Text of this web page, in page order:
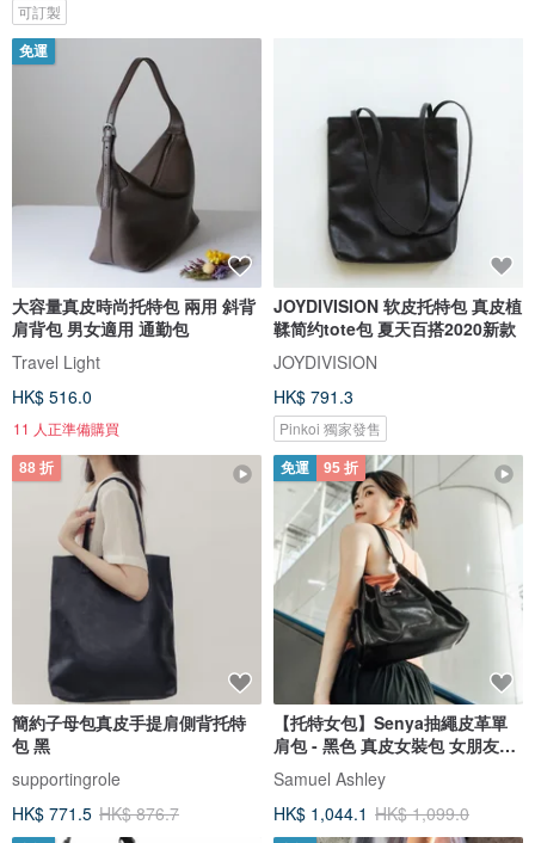
可訂製
免運
大容量真皮時尚托特包 兩用 斜背
肩背包 男女適用 通勤包
Travel Light
HK$ 516.0
11 人正準備購買
JOYDIVISION 软皮托特包 真皮植
鞣简约tote包 夏天百搭2020新款
JOYDIVISION
HK$ 791.3
Pinkoi 獨家發售
88 折
簡約子母包真皮手提肩側背托特
包 黑
supportingrole
HK$ 771.5 HK$ 876.7
免運 95 折
【托特女包】Senya抽繩皮革單
肩包 - 黑色 真皮女裝包 女朋友禮
物
Samuel Ashley
HK$ 1,044.1 HK$ 1,099.0